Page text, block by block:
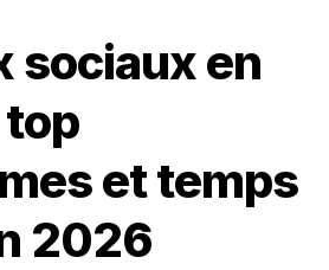
sociaux en
top
et temps
2026